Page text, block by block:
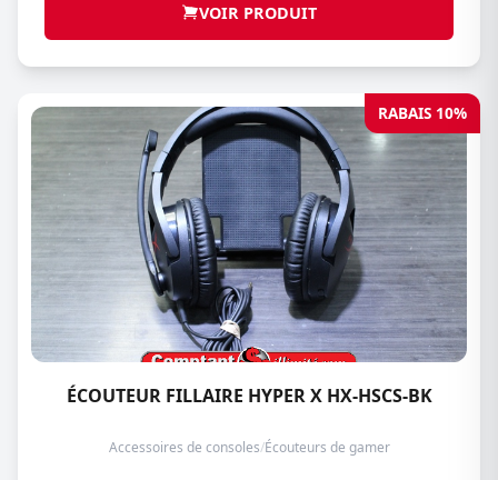
VOIR PRODUIT
RABAIS 10%
ÉCOUTEUR FILLAIRE HYPER X HX-HSCS-BK
Accessoires de consoles/Écouteurs de gamer